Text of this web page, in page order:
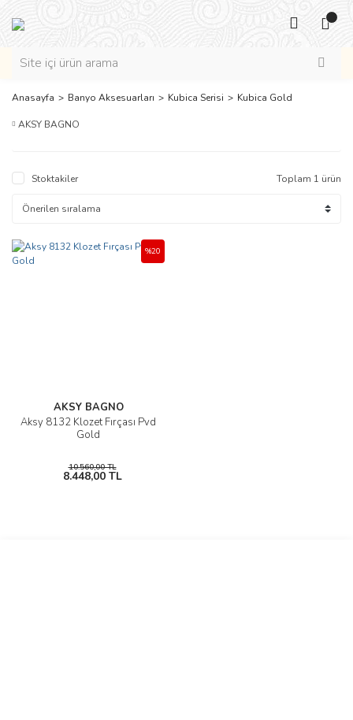
Anasayfa Banyo Aksesuarları Kubica Serisi Kubica Gold
AKSY BAGNO
Stoktakiler Toplam 1 ürün
AKSY BAGNO
Aksy 8132 Klozet Fırçası Pvd
Gold
%20
10.560,00 TL
8.448,00 TL